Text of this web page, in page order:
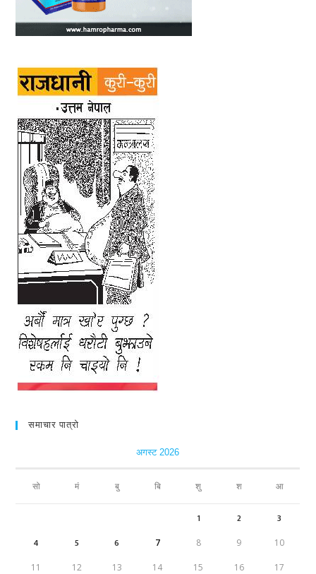
समाचार पात्रो
अगस्ट 2026
सो मं बु बि शु श आ
1 2
3
4
5 6 7 8 9 10
11 12 13 14 15 16 17